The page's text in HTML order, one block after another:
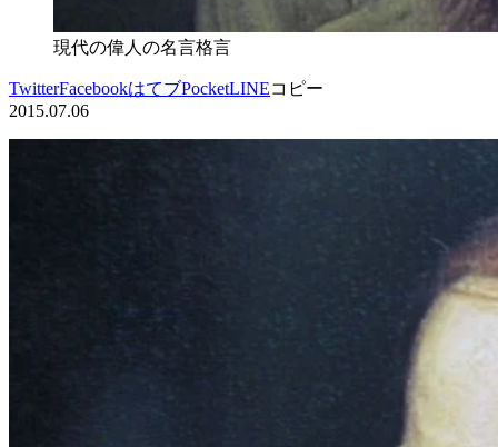
現代の偉人の名言格言
TwitterFacebookはてブPocketLINEコピー
2015.07.06